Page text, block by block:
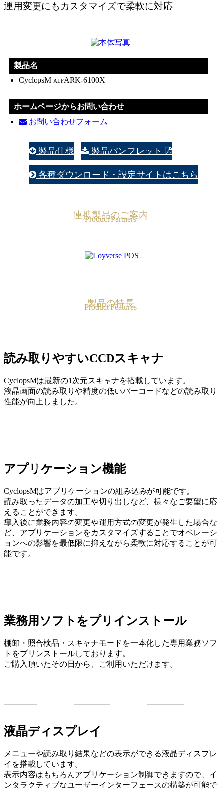
運用変更にもカスタマイズで柔軟に対応
製品名
CyclopsM ALFARK-6100X
ホームページからお問い合わせ
お問い合わせフォーム
製品仕様 製品パンフレット
各種ダウンロード・設定サイトはこちら
連携製品のご案内
Product Partners
製品の特長
Product Features
読み取りやすいCCDスキャナ
CyclopsMは最新の1次元スキャナを搭載しています。
液晶画面の読み取りや精度の低いバーコードなどの読み取り
性能が向上しました。
アプリケーション機能
CyclopsMはアプリケーションの組み込みが可能です。
読み取ったデータの加工や切り出しなど、様々なご要望に応
えることができます。
導入後に業務内容の変更や運用方式の変更が発生した場合な
ど、アプリケーションをカスタマイズすることでオペレーシ
ョンへの影響を最低限に抑えながら柔軟に対応することが可
能です。
業務用ソフトをプリインストール
棚卸・照合検品・スキャナモードを一本化した専用業務ソフ
トをプリンストールしております。
ご購入頂いたその日から、ご利用いただけます。
液晶ディスプレイ
メニューや読み取り結果などの表示ができる液晶ディスプレ
イを搭載しています。
表示内容はもちろんアプリケーション制御できますので、イ
ンタラクティブなユーザーインターフェースの構築が可能で